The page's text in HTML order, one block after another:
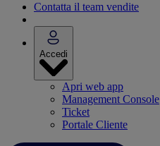
Contatta il team vendite
Accedi
Apri web app
Management Console
Ticket
Portale Cliente